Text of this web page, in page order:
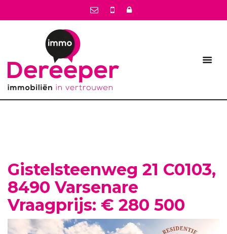
Gistelsteenweg 21 C0103,
8490 Varsenare
Vraagprijs: € 280 500